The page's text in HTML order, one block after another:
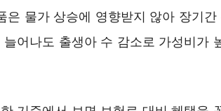
은 물가 상승에 영향받지 않아 장기
어나도 출생아 수 감소로 가성비가